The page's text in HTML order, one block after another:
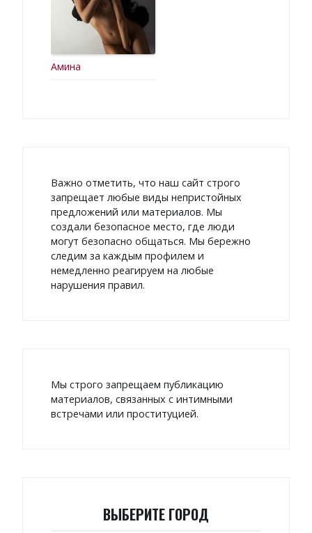
Амина
Важно отметить, что наш сайт строго
запрещает любые виды непристойных
предложений или материалов. Мы
создали безопасное место, где люди
могут безопасно общаться. Мы бережно
следим за каждым профилем и
немедленно реагируем на любые
нарушения правил.
Мы строго запрещаем публикацию
материалов, связанных с интимными
встречами или проституцией.
ВЫБЕРИТЕ ГОРОД